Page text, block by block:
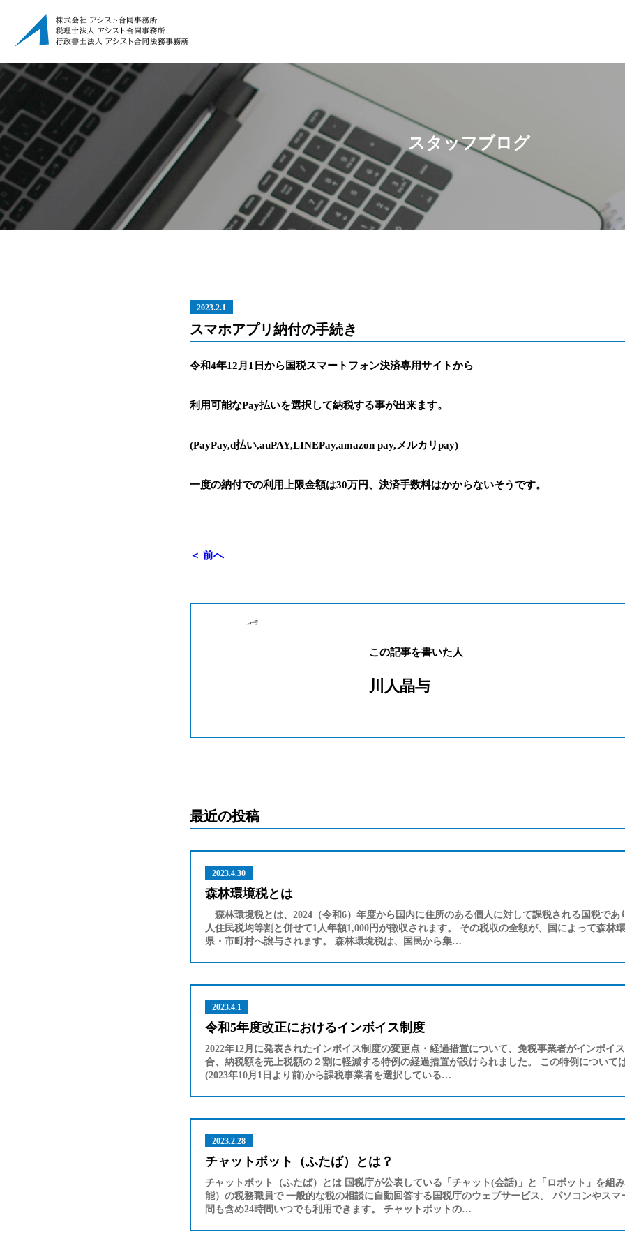
スタッフブログ
2023.2.1
スマホアプリ納付の手続き
令和4年12月1日から国税スマートフォン決済専用サイトから
利用可能なPay払いを選択して納税する事が出来ます。
(PayPay,d払い,auPAY,LINEPay,amazon pay,メルカリpay)
一度の納付での利用上限金額は30万円、決済手数料はかからないそうです。
＜ 前へ
この記事を書いた人
川人晶与
最近の投稿
2023.4.30
森林環境税とは
森林環境税とは、2024（令和6）年度から国内に住所のある個人に対して課税される国税であ
人住民税均等割と併せて1人年額1,000円が徴収されます。 その税収の全額が、国によって森林
県・市町村へ譲与されます。 森林環境税は、国民から集…
2023.4.1
令和5年度改正におけるインボイス制度
2022年12月に発表されたインボイス制度の変更点・経過措置について、免税事業者がインボイ
合、納税額を売上税額の２割に軽減する特例の経過措置が設けられました。 この特例について
(2023年10月1日より前)から課税事業者を選択している…
2023.2.28
チャットボット（ふたば）とは？
チャットボット（ふたば）とは 国税庁が公表している「チャット(会話)」と「ロボット」を組
能）の税務職員で 一般的な税の相談に自動回答する国税庁のウェブサービス。 パソコンやスマ
間も含め24時間いつでも利用できます。 チャットボットの…